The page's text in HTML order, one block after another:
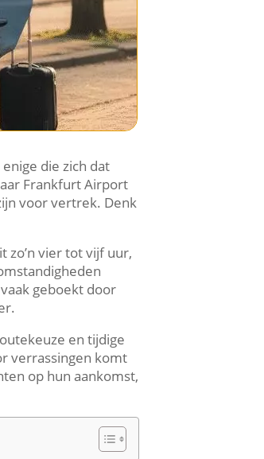
die zich dat
Frankfurt Airport
voor vertrek. Denk
vier tot vijf uur,
geboekt door
en tijdige
verrassingen komt
op hun aankomst,